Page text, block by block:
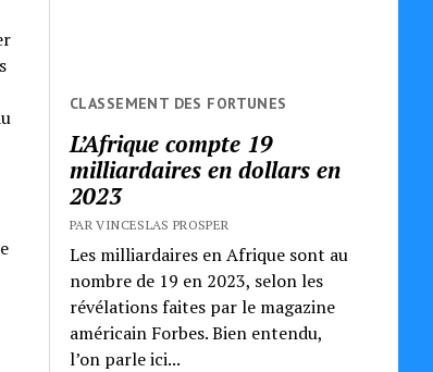
CLASSEMENT DES FORTUNES
L’Afrique compte 19
milliardaires en dollars en
2023
PAR VINCESLAS PROSPER
Les milliardaires en Afrique sont au
nombre de 19 en 2023, selon les
révélations faites par le magazine
américain Forbes. Bien entendu,
l’on parle ici...